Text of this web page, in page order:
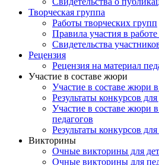
Творческая группа
Работы творческих групп
Правила участия в
Свидетельства
Рецензия
Рецензия на материал
Участие в составе жюри
Участие в составе жюри
Результаты конкурсов
Участие в составе жюри
педагогов
Результаты конкурсов
Викторины
Очные викторины для
Очные викторины для